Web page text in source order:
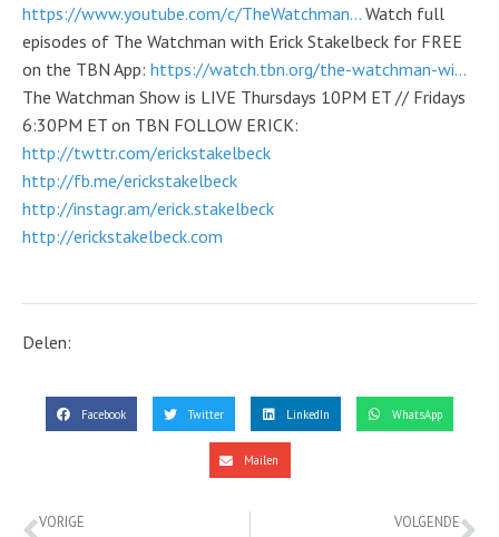
https://www.youtube.com/c/TheWatchman... Watch full
episodes of The Watchman with Erick Stakelbeck for FREE
on the TBN App: https://watch.tbn.org/the-watchman-wi...
The Watchman Show is LIVE Thursdays 10PM ET // Fridays
6:30PM ET on TBN FOLLOW ERICK:
http://twttr.com/erickstakelbeck
http://fb.me/erickstakelbeck
http://instagr.am/erick.stakelbeck
http://erickstakelbeck.com
Delen:
Facebook Twitter LinkedIn WhatsApp
Mailen
VORIGE VOLGENDE